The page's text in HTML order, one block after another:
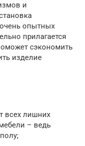
и
опытных
прилагается
сэкономить
изделие
всех лишних
– ведь